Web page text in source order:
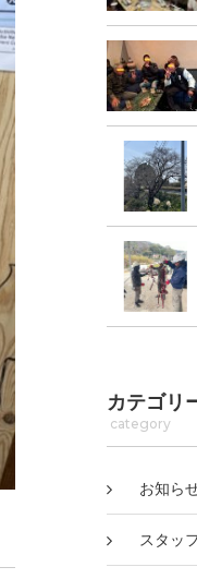
カテゴリ
category
お知ら
スタッ